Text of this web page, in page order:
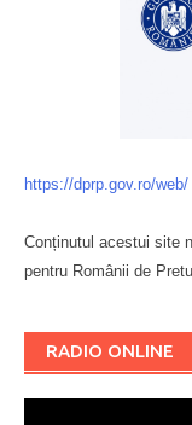
https://dprp.gov.ro/web/
Conținutul acestui site
pentru Românii de
RADIO ONLINE